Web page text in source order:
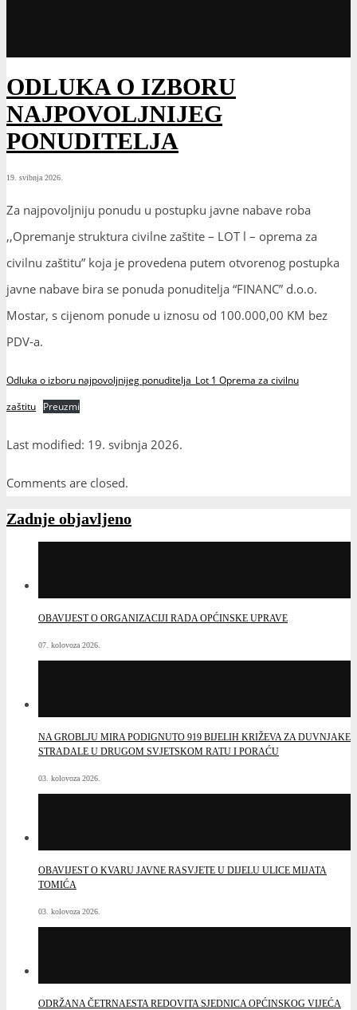
ODLUKA O IZBORU
NAJPOVOLJNIJEG
PONUDITELJA
19. svibnja 2026.
Za najpovoljniju ponudu u postupku javne nabave roba
,,Opremanje struktura civilne zaštite – LOT l – oprema za
civilnu zaštitu” koja je provedena putem otvorenog postupka
javne nabave bira se ponuda ponuditelja “FINANC” d.o.o.
Mostar, s cijenom ponude u iznosu od 100.000,00 KM bez
PDV-a.
Odluka o izboru najpovoljnijeg ponuditelja_Lot 1 Oprema za civilnu
zaštitu Preuzmi
Last modified: 19. svibnja 2026.
Comments are closed.
Zadnje objavljeno
OBAVIJEST O ORGANIZACIJI RADA OPĆINSKE UPRAVE
07. kolovoza 2026.
NA GROBLJU MIRA PODIGNUTO 919 BIJELIH KRIŽEVA ZA DUVNJAKE
STRADALE U DRUGOM SVJETSKOM RATU I PORAĆU
03. kolovoza 2026.
OBAVIJEST O KVARU JAVNE RASVJETE U DIJELU ULICE MIJATA
TOMIĆA
03. kolovoza 2026.
ODRŽANA ČETRNAESTA REDOVITA SJEDNICA OPĆINSKOG VIJEĆA